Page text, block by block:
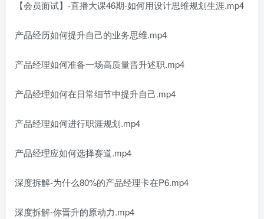
【会员面试】-直播大课46期-如何用设计思维规划生涯.mp4
产品经历如何提升自己的业务思维.mp4
产品经理如何准备一场高质量晋升述职.mp4
产品经理如何在日常细节中提升自己.mp4
产品经理如何进行职涯规划.mp4
产品经理应如何选择赛道.mp4
深度拆解-为什么80%的产品经理卡在P6.mp4
深度拆解-你晋升的原动力.mp4